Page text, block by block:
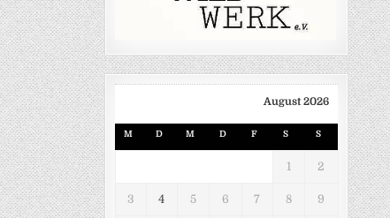
August 2026
M D M D F S S
1 2
3 4 5 6 7 8 9